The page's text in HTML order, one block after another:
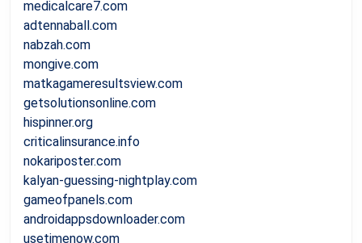
medicalcare7.com
adtennaball.com
nabzah.com
mongive.com
matkagameresultsview.com
getsolutionsonline.com
hispinner.org
criticalinsurance.info
nokariposter.com
kalyan-guessing-nightplay.com
gameofpanels.com
androidappsdownloader.com
usetimenow.com